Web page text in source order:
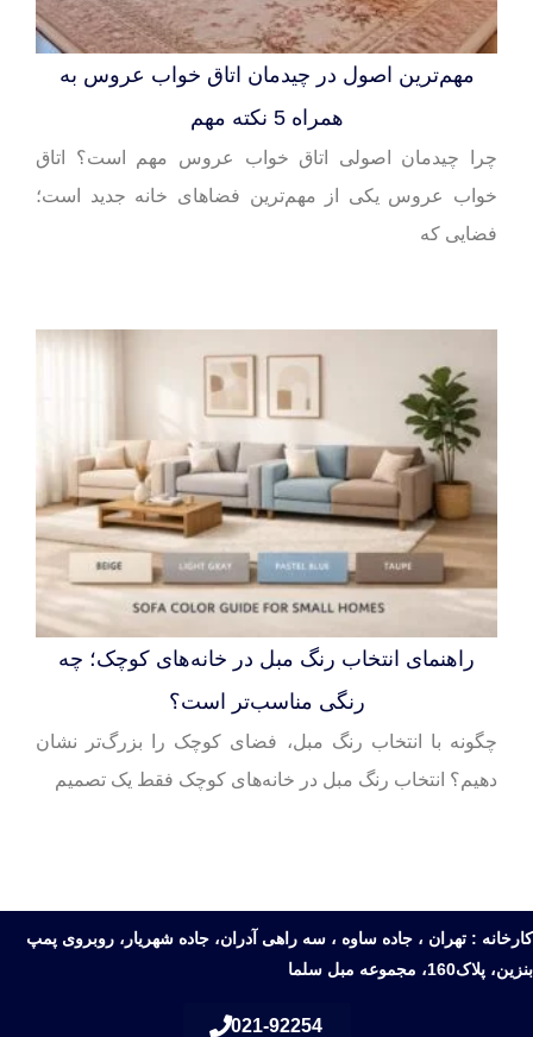
مهم‌ترین اصول در چیدمان اتاق خواب عروس به
همراه 5 نکته مهم
چرا چیدمان اصولی اتاق خواب عروس مهم است؟ اتاق
خواب عروس یکی از مهم‌ترین فضاهای خانه‌ جدید است؛
فضایی که
راهنمای انتخاب رنگ مبل در خانه‌های کوچک؛ چه
رنگی مناسب‌تر است؟
چگونه با انتخاب رنگ مبل، فضای کوچک را بزرگ‌تر نشان
دهیم؟ انتخاب رنگ مبل در خانه‌های کوچک فقط یک تصمیم
کارخانه : تهران ، جاده ساوه ، سه راهی آدران، جاده شهریار، روبروی پمپ
بنزین، پلاک160، مجموعه مبل سلما
021-92254